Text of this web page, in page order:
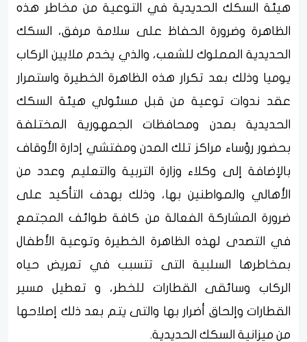
هيئة السكك الحديدية في التوعية من مخاطر هذه
الظاهرة وضرورة الحفاظ على سلامة مرفق، السكك
الحديدية المملوك للشعب، والذي يخدم ملايين الركاب
يوميا وذلك بعد تكرار هذه الظاهرة الخطيرة واستمرار
عقد ندوات توعية من قبل مسئولي هيئة السكك
الحديدية بمدن ومحافظات الجمهورية المختلفة
بحضور رؤساء مراكز تلك المدن ومفتشي إدارة الأوقاف
بالإضافة إلى وكلاء وزارة التربية والتعليم وعدد من
الأهالي والمواطنين بها، وذلك بهدف التأكيد على
ضرورة المشاركة الفعالة من كافة طوائف المجتمع
في التصدى لهذه الظاهرة الخطيرة وتوعية الأطفال
بمخاطرها السلبية التى تتسبب في تعريض حياه
الركاب وسائقى القطارات للخطر، و تعطيل مسير
القطارات وإلحاق أضرار بها والتى يتم بعد ذلك إصلاحها
من ميزانية السكك الحديدية.